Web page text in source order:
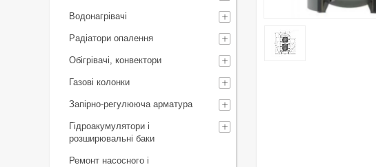
Водонагрівачі
Радіатори опалення
Обігрівачі, конвектори
Газові колонки
Запірно-регулююча арматура
Гідроакумулятори і
розширювальні баки
Ремонт насосного і